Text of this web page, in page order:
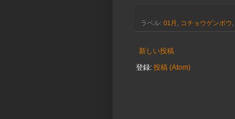
ラベル: 01月 コチョウゲンボウ
新しい投稿
登録: 投稿 (Atom)